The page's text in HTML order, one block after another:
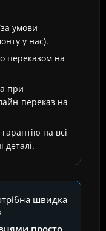
умови
у нас).
переказом на
при
переказ на
на всі
деталі.
швидка
просто